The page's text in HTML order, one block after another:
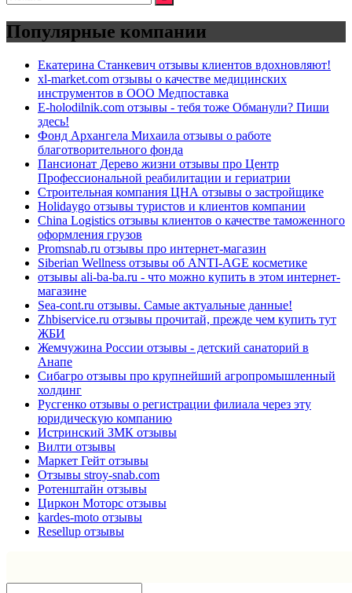
Популярные компании
Екатерина Станкевич отзывы клиентов вдохновляют!
xl-market.com отзывы о качестве медицинских
инструментов в ООО Медпоставка
E-holodilnik.com отзывы - тебя тоже Обманули? Пиши
здесь!
Фонд Архангела Михаила отзывы о работе
благотворительного фонда
Пансионат Дерево жизни отзывы про Центр
Профессиональной реабилитации и гериатрии
Строительная компания ЦНА отзывы о застройщике
Holidaygo отзывы туристов и клиентов компании
China Logistics отзывы клиентов о качестве таможенного
оформления грузов
Promsnab.ru отзывы про интернет-магазин
Siberian Wellness отзывы об ANTI-AGE косметике
отзывы ali-ba-ba.ru - что можно купить в этом интернет-
магазине
Sea-cont.ru отзывы. Самые актуальные данные!
Zhbiservice.ru отзывы прочитай, прежде чем купить тут
ЖБИ
Жемчужина России отзывы - детский санаторий в
Анапе
Сибагро отзывы про крупнейший агропромышленный
холдинг
Русгенко отзывы о регистрации филиала через эту
юридическую компанию
Истринский ЗМК отзывы
Вилти отзывы
Маркет Гейт отзывы
Отзывы stroy-snab.com
Ротенштайн отзывы
Циркон Моторс отзывы
kardes-moto отзывы
Resellup отзывы